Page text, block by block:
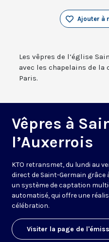
Ajouter à
Les vêpres de l’église
avec les chapelains de la
Paris.
Vêpres à
l’Auxerrois
KTO retransmet, du lundi au
direct de Saint-Germain grâce
un système de captation
automatisé, qui offre une
célébration.
Visiter la page de